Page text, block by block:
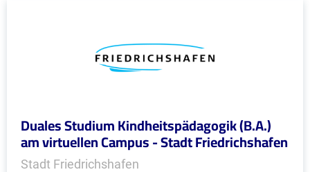
Duales Studium Kindheitspädagogik (B.A.)
am virtuellen Campus - Stadt Friedrichshafen
Stadt Friedrichshafen